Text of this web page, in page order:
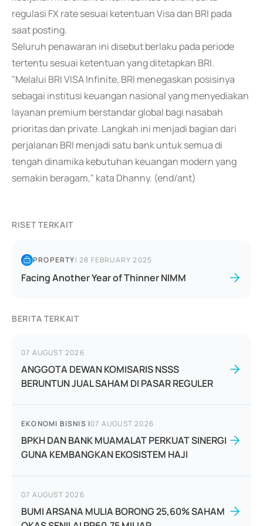
regulasi FX rate sesuai ketentuan Visa dan BRI pada
saat posting.
Seluruh penawaran ini disebut berlaku pada periode
tertentu sesuai ketentuan yang ditetapkan BRI.
"Melalui BRI VISA Infinite, BRI menegaskan posisinya
sebagai institusi keuangan nasional yang menyediakan
layanan premium berstandar global bagi nasabah
prioritas dan private. Langkah ini menjadi bagian dari
perjalanan BRI menjadi satu bank untuk semua di
tengah dinamika kebutuhan keuangan modern yang
semakin beragam," kata Dhanny. (end/ant)
RISET TERKAIT
PROPERTY|28 FEBRUARY 2025
Facing Another Year of Thinner NIMM
BERITA TERKAIT
07 AUGUST 2026
ANGGOTA DEWAN KOMISARIS NSSS
BERUNTUN JUAL SAHAM DI PASAR REGULER
EKONOMI BISNIS |07 AUGUST 2026
BPKH DAN BANK MUAMALAT PERKUAT SINERGI
GUNA KEMBANGKAN EKOSISTEM HAJI
07 AUGUST 2026
BUMI ARSANA MULIA BORONG 25,60% SAHAM